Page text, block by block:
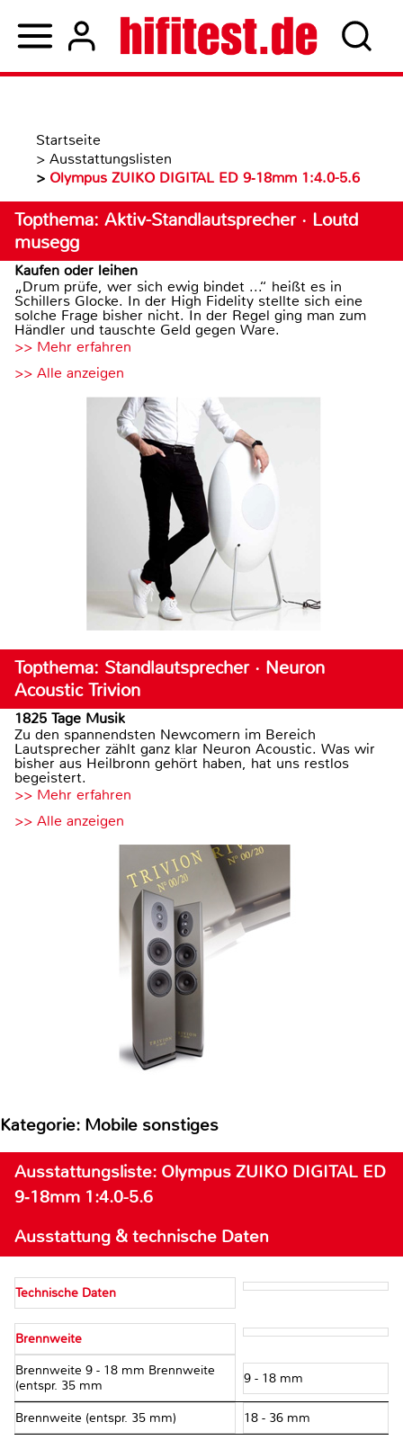
Startseite
> Ausstattungslisten
> Olympus ZUIKO DIGITAL ED 9‑18mm 1:4.0-5.6
Topthema: Aktiv-Standlautsprecher · Loutd
musegg
Kaufen oder leihen
„Drum prüfe, wer sich ewig bindet ...“ heißt es in
Schillers Glocke. In der High Fidelity stellte sich eine
solche Frage bisher nicht. In der Regel ging man zum
Händler und tauschte Geld gegen Ware.
>> Mehr erfahren
>> Alle anzeigen
Topthema: Standlautsprecher · Neuron
Acoustic Trivion
1825 Tage Musik
Zu den spannendsten Newcomern im Bereich
Lautsprecher zählt ganz klar Neuron Acoustic. Was wir
bisher aus Heilbronn gehört haben, hat uns restlos
begeistert.
>> Mehr erfahren
>> Alle anzeigen
Kategorie: Mobile sonstiges
Ausstattungsliste: Olympus ZUIKO DIGITAL ED
9‑18mm 1:4.0-5.6
Ausstattung & technische Daten
Technische Daten
Brennweite
Brennweite 9 - 18 mm Brennweite
(entspr. 35 mm
9 - 18 mm
Brennweite (entspr. 35 mm) 18 - 36 mm